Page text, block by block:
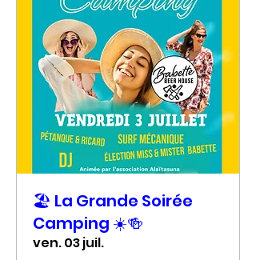
🏖️ La Grande Soirée
Camping ☀️🍻
ven. 03 juil.